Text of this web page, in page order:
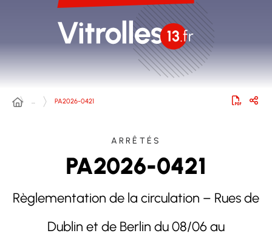
… PA2026-0421
ARRÊTÉS
PA2026-0421
Règlementation de la circulation – Rues de
Dublin et de Berlin du 08/06 au